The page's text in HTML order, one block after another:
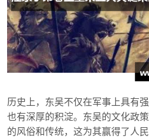
历史上，东吴不仅在军事上具有
也有深厚的积淀。东吴的文化政
的风俗和传统，这为其赢得了人